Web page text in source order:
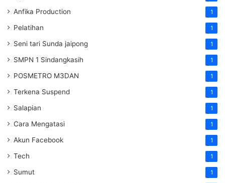
Anfika Production 1
Pelatihan 1
Seni tari Sunda jaipong 1
SMPN 1 Sindangkasih 1
POSMETRO M3DAN 1
Terkena Suspend 1
Salapian 1
Cara Mengatasi 1
Akun Facebook 1
Tech 1
Sumut 1